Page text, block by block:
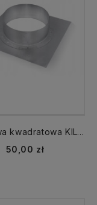
Podstawa kwadratowa KIL-160 z króćcem okrągłym ocynkowana
50,00 zł